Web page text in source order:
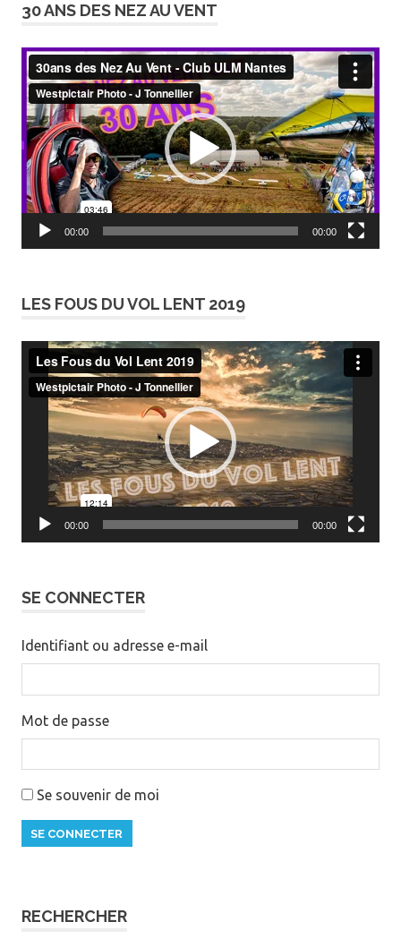
30 ANS DES NEZ AU VENT
Lecteur
vidéo
00:00 00:00
LES FOUS DU VOL LENT 2019
Lecteur
vidéo
00:00 00:00
SE CONNECTER
Identifiant ou adresse e-mail
Mot de passe
Se souvenir de moi
SE CONNECTER
RECHERCHER